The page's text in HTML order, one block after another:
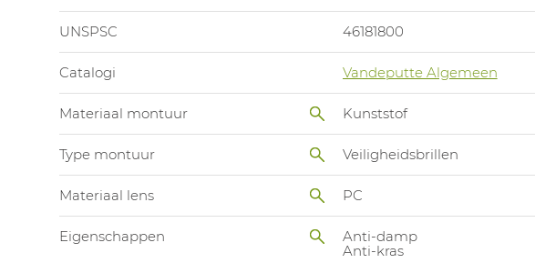
UNSPSC 46181800
Catalogi Vandeputte Algemeen
Materiaal montuur Kunststof
Type montuur Veiligheidsbrillen
Materiaal lens PC
Eigenschappen
Anti-damp
Anti-kras